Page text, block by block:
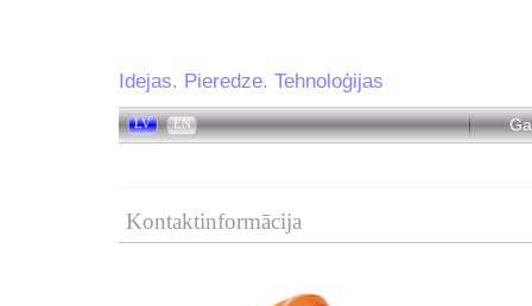
Idejas. Pieredze. Tehnoloģijas
LV EN
Kontaktinformācija